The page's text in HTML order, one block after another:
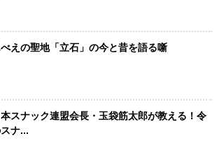
えの聖地「立石」の今と昔を語る噺
スナック連盟会長・玉袋筋太郎が教える！令
ナ...